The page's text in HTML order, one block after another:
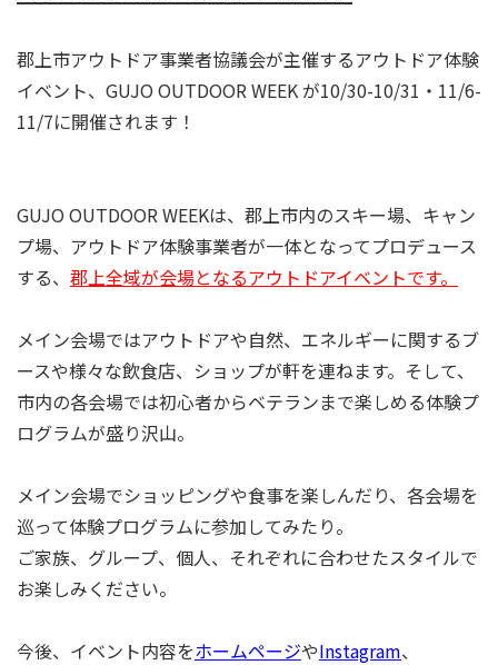
郡上市アウトドア事業者協議会が主催するアウトドア体験
イベント、GUJO OUTDOOR WEEK が10/30-10/31・11/6-
11/7に開催されます！
GUJO OUTDOOR WEEKは、郡上市内のスキー場、キャン
プ場、アウトドア体験事業者が一体となってプロデュース
する、 郡上全域が会場となるアウトドアイベントです。
メイン会場ではアウトドアや自然、エネルギーに関するブ
ースや様々な飲食店、ショップが軒を連ねます。そして、
市内の各会場では初心者からベテランまで楽しめる体験プ
ログラムが盛り沢山。
メイン会場でショッピングや食事を楽しんだり、各会場を
巡って体験プログラムに参加してみたり。
ご家族、グループ、個人、それぞれに合わせたスタイルで
お楽しみください。
今後、イベント内容をホームページやInstagram、